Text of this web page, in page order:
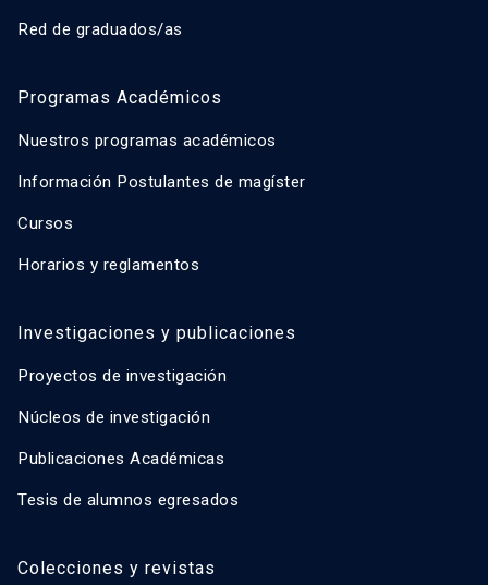
Red de graduados/as
Programas Académicos
Nuestros programas académicos
Información Postulantes de magíster
Cursos
Horarios y reglamentos
Investigaciones y publicaciones
Proyectos de investigación
Núcleos de investigación
Publicaciones Académicas
Tesis de alumnos egresados
Colecciones y revistas